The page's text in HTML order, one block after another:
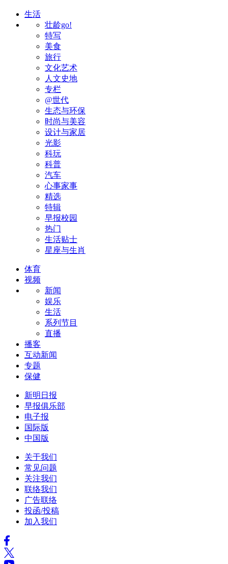
生活
壮龄go!
特写
美食
旅行
文化艺术
人文史地
专栏
@世代
生态与环保
时尚与美容
设计与家居
光影
科玩
科普
汽车
心事家事
精选
特辑
早报校园
热门
生活贴士
星座与生肖
体育
视频
新闻
娱乐
生活
系列节目
直播
播客
互动新闻
专题
保健
新明日报
早报俱乐部
电子报
国际版
中国版
关于我们
常见问题
关注我们
联络我们
广告联络
投函/投稿
加入我们